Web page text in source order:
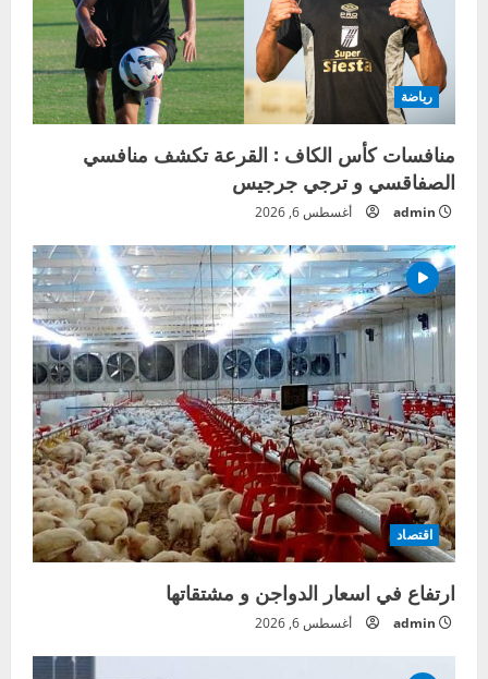
رياضة
منافسات كأس الكاف : القرعة تكشف منافسي
الصفاقسي و ترجي جرجيس
admin أغسطس 6, 2026
اقتصاد
ارتفاع في اسعار الدواجن و مشتقاتها
admin أغسطس 6, 2026